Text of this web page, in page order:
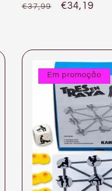
Preço
€37,99
Preço
€34,19
Em promoção